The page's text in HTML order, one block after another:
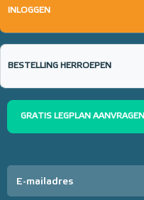
INLOGGEN
BESTELLING HERROEPEN
GRATIS LEGPLAN AANVRAGEN